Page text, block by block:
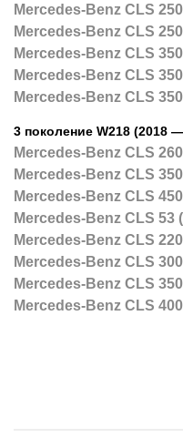
Mercedes-Benz CLS
Mercedes-Benz CLS
Mercedes-Benz CLS
Mercedes-Benz CLS
Mercedes-Benz CLS
3 поколение W218 (2018
Mercedes-Benz CLS
Mercedes-Benz CLS
Mercedes-Benz CLS
Mercedes-Benz CLS 53
Mercedes-Benz CLS
Mercedes-Benz CLS
Mercedes-Benz CLS
Mercedes-Benz CLS